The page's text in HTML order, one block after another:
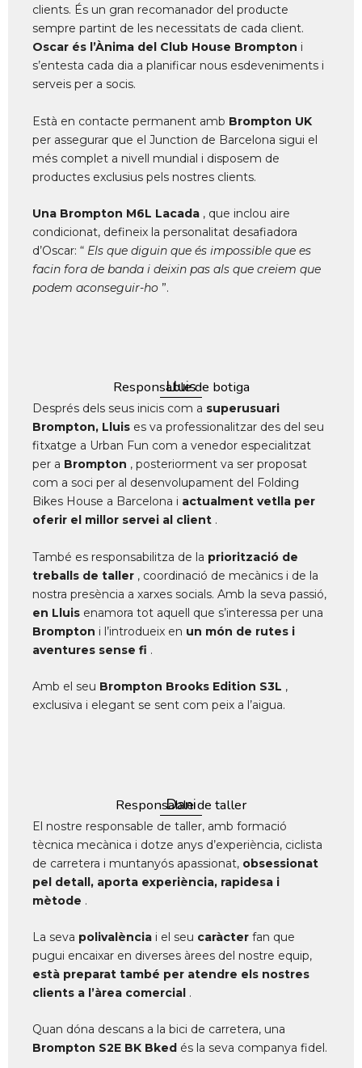
clients. És un gran recomanador del producte
sempre partint de les necessitats de cada client.
Oscar és l’Ànima del Club House Brompton i
s’entesta cada dia a planificar nous esdeveniments i
serveis per a socis.
Està en contacte permanent amb Brompton UK
per assegurar que el Junction de Barcelona sigui el
més complet a nivell mundial i disposem de
productes exclusius pels nostres clients.
Una Brompton M6L Lacada , que inclou aire
condicionat, defineix la personalitat desafiadora
d’Oscar: “ Els que diguin que és impossible que es
facin fora de banda i deixin pas als que creiem que
podem aconseguir-ho ”.
Lluis
Responsable de botiga
Després dels seus inicis com a superusuari
Brompton, Lluis es va professionalitzar des del seu
fitxatge a Urban Fun com a venedor especialitzat
per a Brompton , posteriorment va ser proposat
com a soci per al desenvolupament del Folding
Bikes House a Barcelona i actualment vetlla per
oferir el millor servei al client .
També es responsabilitza de la priorització de
treballs de taller , coordinació de mecànics i de la
nostra presència a xarxes socials. Amb la seva passió,
en Lluis enamora tot aquell que s’interessa per una
Brompton i l’introdueix en un món de rutes i
aventures sense fi .
Amb el seu Brompton Brooks Edition S3L ,
exclusiva i elegant se sent com peix a l’aigua.
Dani
Responsable de taller
El nostre responsable de taller, amb formació
tècnica mecànica i dotze anys d’experiència, ciclista
de carretera i muntanyós apassionat, obsessionat
pel detall, aporta experiència, rapidesa i
mètode .
La seva polivalència i el seu caràcter fan que
pugui encaixar en diverses àrees del nostre equip,
està preparat també per atendre els nostres
clients a l’àrea comercial .
Quan dóna descans a la bici de carretera, una
Brompton S2E BK Bked és la seva companya fidel.